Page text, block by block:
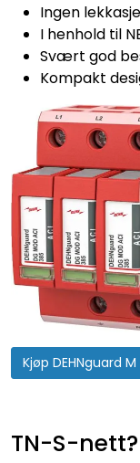
Ingen
I henhold til
Svært god
Kompakt
Kjøp DEHNguard
TN-S-nett?